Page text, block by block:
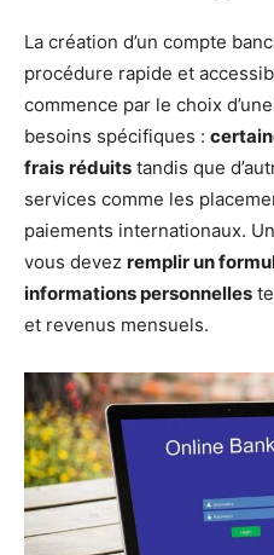
La création d’un compte
procédure rapide et
commence par le choix
besoins spécifiques :
frais réduits tandis que
services comme les
paiements internationaux.
vous devez remplir un
informations personnelles
et revenus mensuels.